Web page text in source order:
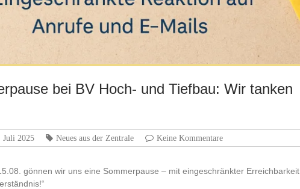
bei BV Hoch- und Tiefbau: Wir tanken
Juli 2025 Neues aus der Zentrale Keine Kommentare
gönnen wir uns eine Sommerpause – mit eingeschränkter Erreichbarkeit.